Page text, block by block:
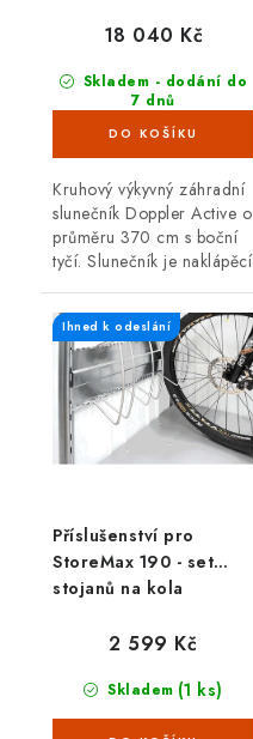
Skladem - dodání do
7 dnů
18 040 Kč
Kruhový výkyvný záhradní
slunečník Doppler Active o
průměru 370 cm s boční
tyčí. Slunečník je naklápěcí
konstrukcí. Barva zelená.
Příslušenství pro
StoreMax 190 - set
stojanů na kola
Ihned k odeslání
Skladem (1 ks)
2 599 Kč